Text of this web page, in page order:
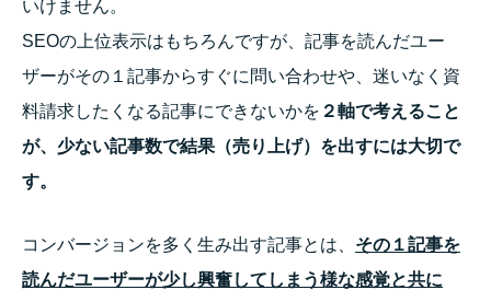
いけません。
SEOの上位表示はもちろんですが、記事を読んだユー
ザーがその１記事からすぐに問い合わせや、迷いなく資
料請求したくなる記事にできないかを ２軸で考えること
が、少ない記事数で結果（売り上げ）を出すには大切で
す。
コンバージョンを多く生み出す記事とは、 その１記事を
読んだユーザーが少し興奮してしまう様な感覚と共に